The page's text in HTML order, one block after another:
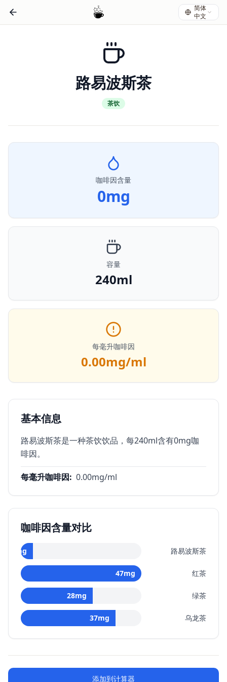
简体
中文
路易波斯茶
茶饮
咖啡因含量
0mg
容量
240ml
每毫升咖啡因
0.00mg/ml
基本信息
路易波斯茶是一种茶饮饮品，每240ml含有0mg咖
啡因。
每毫升咖啡因: 0.00mg/ml
咖啡因含量对比
mg 路易波斯茶
47mg 红茶
28mg 绿茶
37mg 乌龙茶
添加到计算器